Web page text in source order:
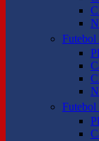
Futebol
Futebol